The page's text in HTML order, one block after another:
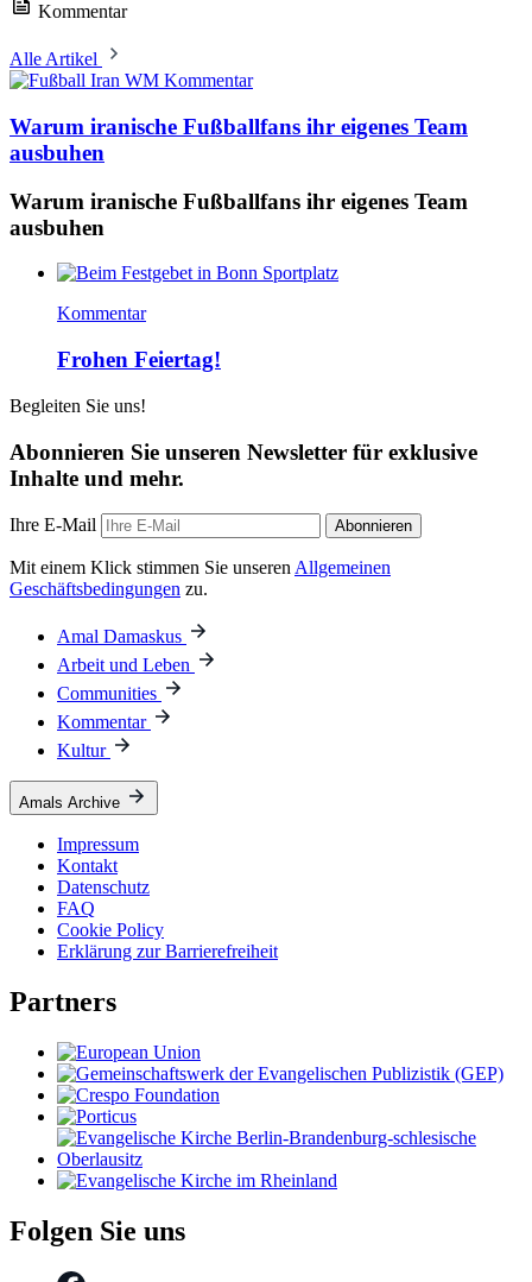
Kommentar
Alle Artikel
Kommentar
Warum iranische Fußballfans ihr eigenes Team
ausbuhen
Warum iranische Fußballfans ihr eigenes Team
ausbuhen
Kommentar
Frohen Feiertag!
Begleiten Sie uns!
Abonnieren Sie unseren Newsletter für exklusive
Inhalte und mehr.
Ihre E-Mail Abonnieren
Mit einem Klick stimmen Sie unseren Allgemeinen
Geschäftsbedingungen zu.
Amal Damaskus
Arbeit und Leben
Communities
Kommentar
Kultur
Amals Archive
Impressum
Kontakt
Datenschutz
FAQ
Cookie Policy
Erklärung zur Barrierefreiheit
Partners
Folgen Sie uns